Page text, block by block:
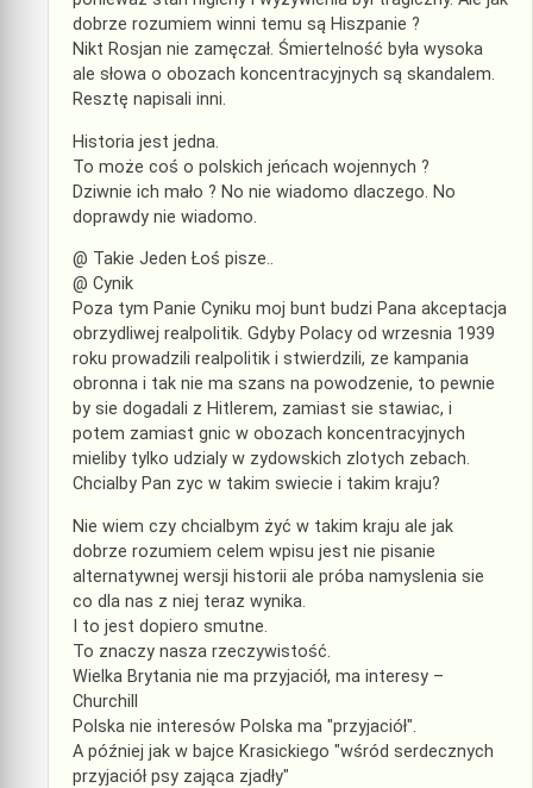
dobrze rozumiem winni temu są Hiszpanie ?
Nikt Rosjan nie zamęczał. Śmiertelność była wysoka
ale słowa o obozach koncentracyjnych są skandalem.
Resztę napisali inni.
Historia jest jedna.
To może coś o polskich jeńcach wojennych ?
Dziwnie ich mało ? No nie wiadomo dlaczego. No
doprawdy nie wiadomo.
@ Takie Jeden Łoś pisze..
@ Cynik
Poza tym Panie Cyniku moj bunt budzi Pana akceptacja
obrzydliwej realpolitik. Gdyby Polacy od wrzesnia 1939
roku prowadzili realpolitik i stwierdzili, ze kampania
obronna i tak nie ma szans na powodzenie, to pewnie
by sie dogadali z Hitlerem, zamiast sie stawiac, i
potem zamiast gnic w obozach koncentracyjnych
mieliby tylko udzialy w zydowskich zlotych zebach.
Chcialby Pan zyc w takim swiecie i takim kraju?
Nie wiem czy chcialbym żyć w takim kraju ale jak
dobrze rozumiem celem wpisu jest nie pisanie
alternatywnej wersji historii ale próba namyslenia sie
co dla nas z niej teraz wynika.
I to jest dopiero smutne.
To znaczy nasza rzeczywistość.
Wielka Brytania nie ma przyjaciół, ma interesy –
Churchill
Polska nie interesów Polska ma "przyjaciół".
A później jak w bajce Krasickiego "wśród serdecznych
przyjaciół psy zająca zjadły"